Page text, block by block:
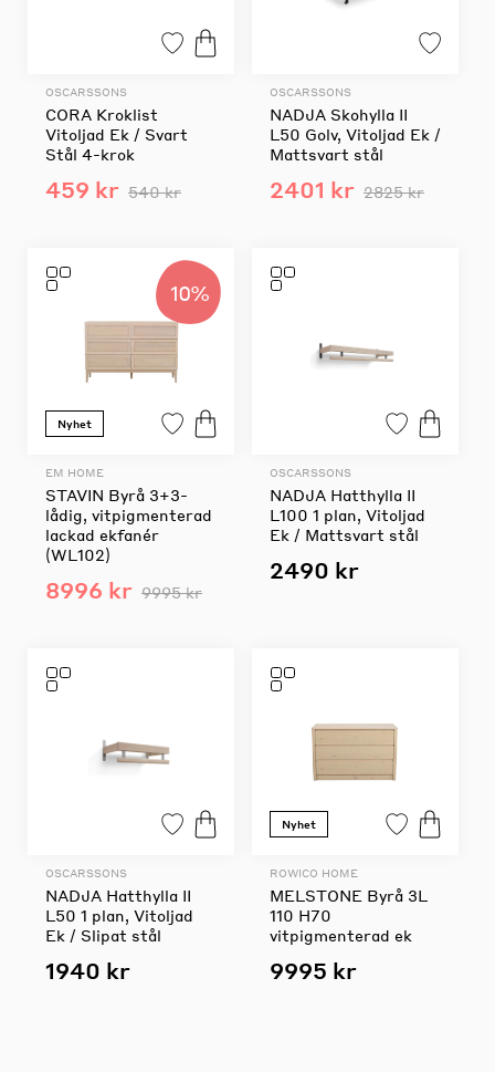
OSCARSSONS
CORA Kroklist
Vitoljad Ek / Svart
Stål 4-krok
459 kr 540 kr
OSCARSSONS
NADJA Skohylla II
L50 Golv, Vitoljad Ek /
Mattsvart stål
2401 kr 2825 kr
10%
Nyhet
EM HOME
STAVIN Byrå 3+3-
lådig, vitpigmenterad
lackad ekfanér
(WL102)
8996 kr 9995 kr
OSCARSSONS
NADJA Hatthylla II
L100 1 plan, Vitoljad
Ek / Mattsvart stål
2490 kr
OSCARSSONS
NADJA Hatthylla II
L50 1 plan, Vitoljad
Ek / Slipat stål
1940 kr
Nyhet
ROWICO HOME
MELSTONE Byrå 3L
110 H70
vitpigmenterad ek
9995 kr